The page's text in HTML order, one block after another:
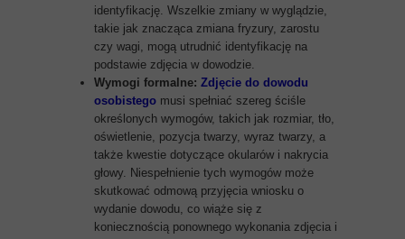
identyfikację. Wszelkie zmiany w wyglądzie,
takie jak znacząca zmiana fryzury, zarostu
czy wagi, mogą utrudnić identyfikację na
podstawie zdjęcia w dowodzie.
Wymogi formalne: Zdjęcie do dowodu
osobistego musi spełniać szereg ściśle
określonych wymogów, takich jak rozmiar, tło,
oświetlenie, pozycja twarzy, wyraz twarzy, a
także kwestie dotyczące okularów i nakrycia
głowy. Niespełnienie tych wymogów może
skutkować odmową przyjęcia wniosku o
wydanie dowodu, co wiąże się z
koniecznością ponownego wykonania zdjęcia i